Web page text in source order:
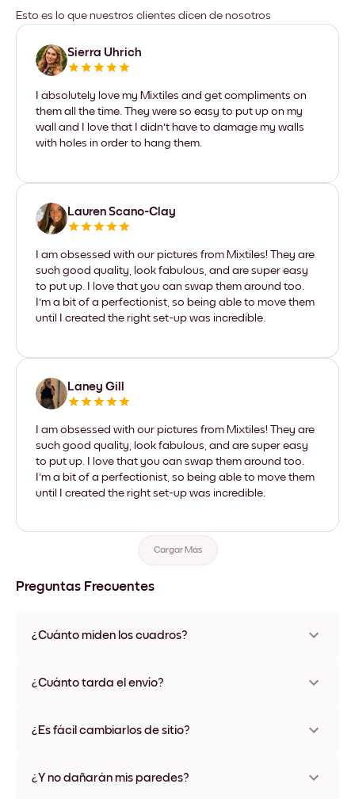
Esto es lo que nuestros clientes dicen de nosotros
Sierra Uhrich
I absolutely love my Mixtiles and get compliments on
them all the time. They were so easy to put up on my
wall and I love that I didn't have to damage my walls
with holes in order to hang them.
Lauren Scano-Clay
I am obsessed with our pictures from Mixtiles! They are
such good quality, look fabulous, and are super easy
to put up. I love that you can swap them around too.
I'm a bit of a perfectionist, so being able to move them
until I created the right set-up was incredible.
Laney Gill
I am obsessed with our pictures from Mixtiles! They are
such good quality, look fabulous, and are super easy
to put up. I love that you can swap them around too.
I'm a bit of a perfectionist, so being able to move them
until I created the right set-up was incredible.
Cargar Más
Preguntas Frecuentes
¿Cuánto miden los cuadros?
varios materiales y colores de marco, incluidas opciones sin
¿Cuánto tarda el envío?
disponibles en algunos países. Te enviaremos un número de
¿Es fácil cambiarlos de sitio?
ningún daño
¿Y no dañarán mis paredes?